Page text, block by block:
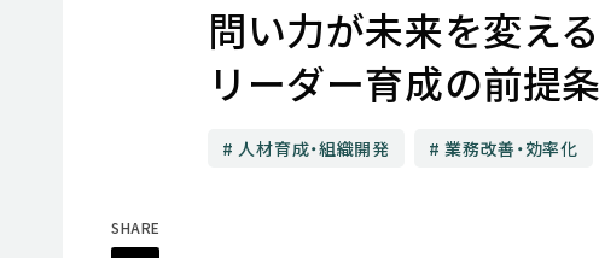
問い力が未来を変え
リーダー育成の前提
人材育成・組織開発 業務改善・効率化